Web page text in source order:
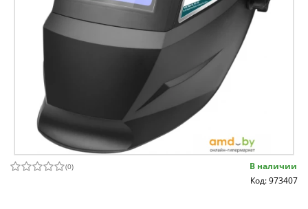
(0)
В наличии
Код: 973407